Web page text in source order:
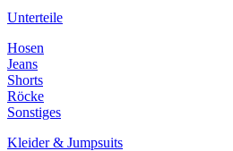
Unterteile
Hosen
Jeans
Shorts
Röcke
Sonstiges
Kleider & Jumpsuits